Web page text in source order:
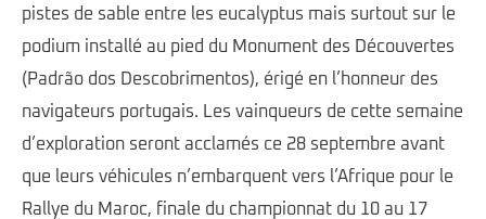
pistes de sable entre les eucalyptus mais surtout sur le
podium installé au pied du Monument des Découvertes
(Padrão dos Descobrimentos), érigé en l’honneur des
navigateurs portugais. Les vainqueurs de cette semaine
d’exploration seront acclamés ce 28 septembre avant
que leurs véhicules n’embarquent vers l’Afrique pour le
Rallye du Maroc, finale du championnat du 10 au 17